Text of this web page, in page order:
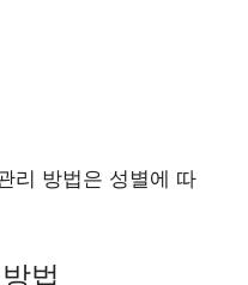
리 방법은 성별에 따
법